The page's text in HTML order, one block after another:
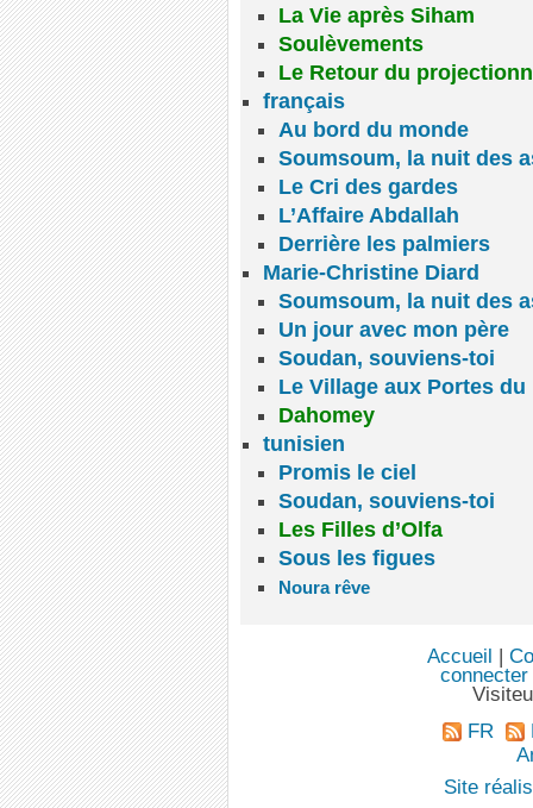
La Vie après Siham
Soulèvements
Le Retour du
français
Au bord du monde
Soumsoum, la nuit des
Le Cri des gardes
L’Affaire Abdallah
Derrière les palmiers
Marie-Christine Diard
Soumsoum, la nuit des
Un jour avec mon père
Soudan, souviens-toi
Le Village aux Portes du
Dahomey
tunisien
Promis le ciel
Soudan, souviens-toi
Les Filles d’Olfa
Sous les figues
Noura rêve
Accueil |
connecter
FR
Site